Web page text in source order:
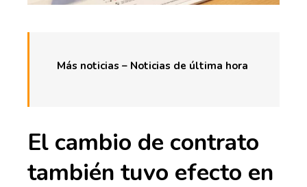
Más noticias – Noticias de última hora
El cambio de contrato
también tuvo efecto en